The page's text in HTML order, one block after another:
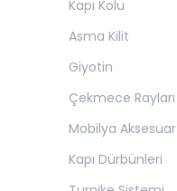
Kapı Kolu
Asma Kilit
Giyotin
Çekmece Rayları
Mobilya Aksesuar
Kapı Dürbünleri